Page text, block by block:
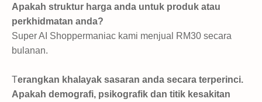
Apakah struktur harga anda untuk produk atau
perkhidmatan anda?
Super AI Shoppermaniac kami menjual RM30 secara
bulanan.
Terangkan khalayak sasaran anda secara terperinci.
Apakah demografi, psikografik dan titik kesakitan